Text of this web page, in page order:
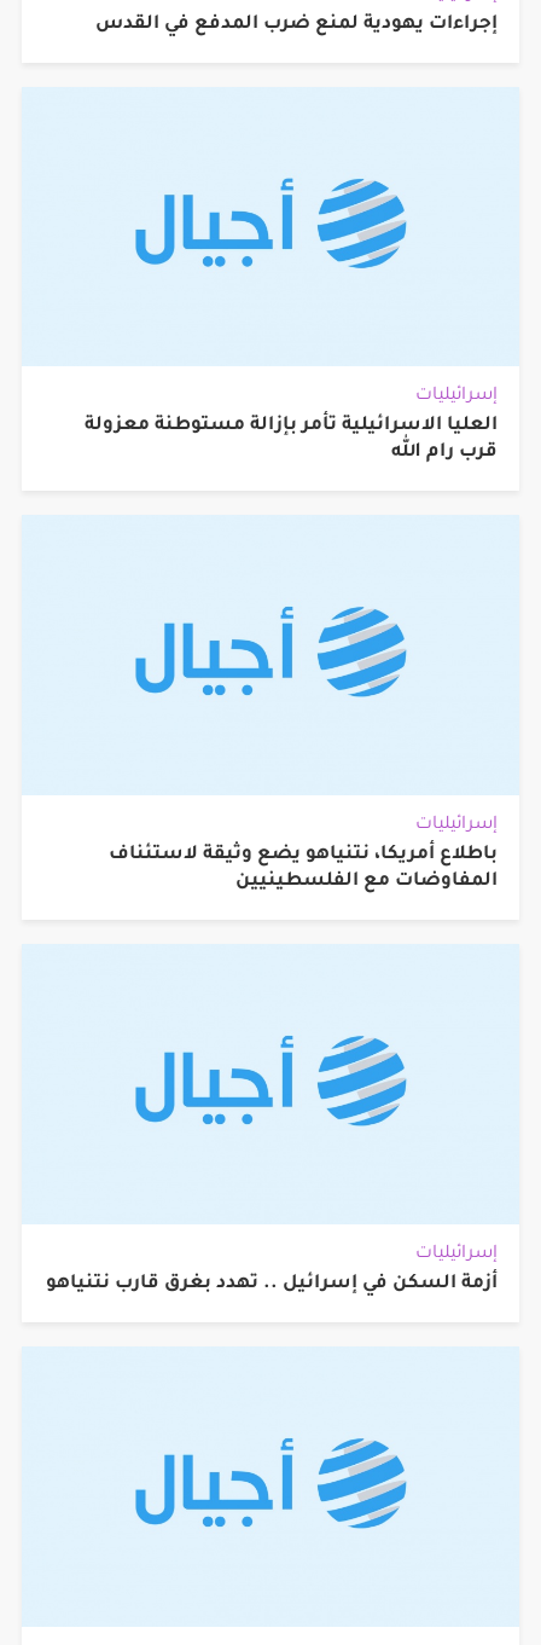
إجراءات يهودية لمنع ضرب المدفع في القدس
إسرائيليات
العليا الاسرائيلية تأمر بإزالة مستوطنة معزولة
قرب رام الله
إسرائيليات
باطلاع أمريكا، نتنياهو يضع وثيقة لاستئناف
المفاوضات مع الفلسطينيين
إسرائيليات
أزمة السكن في إسرائيل .. تهدد بغرق قارب نتنياهو